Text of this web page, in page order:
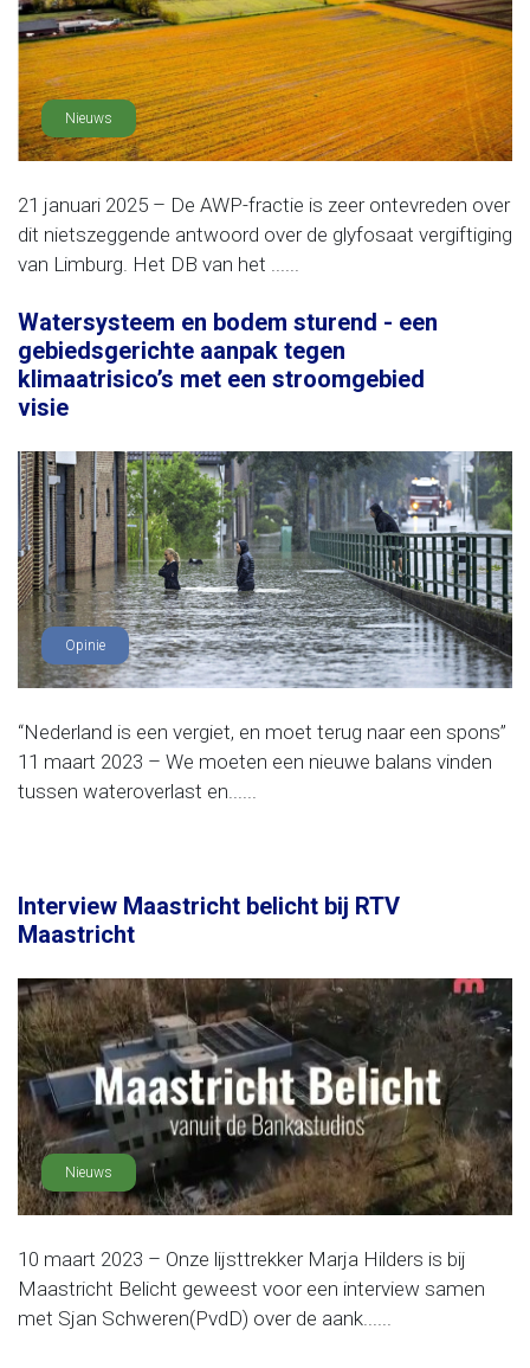
Nieuws
21 januari 2025 – De AWP-fractie is zeer ontevreden over
dit nietszeggende antwoord over de glyfosaat vergiftiging
van Limburg. Het DB van het ......
Watersysteem en bodem sturend - een
gebiedsgerichte aanpak tegen
klimaatrisico’s met een stroomgebied
visie
Opinie
“Nederland is een vergiet, en moet terug naar een spons”
11 maart 2023 – We moeten een nieuwe balans vinden
tussen wateroverlast en......
Interview Maastricht belicht bij RTV
Maastricht
Nieuws
10 maart 2023 – Onze lijsttrekker Marja Hilders is bij
Maastricht Belicht geweest voor een interview samen
met Sjan Schweren(PvdD) over de aank......